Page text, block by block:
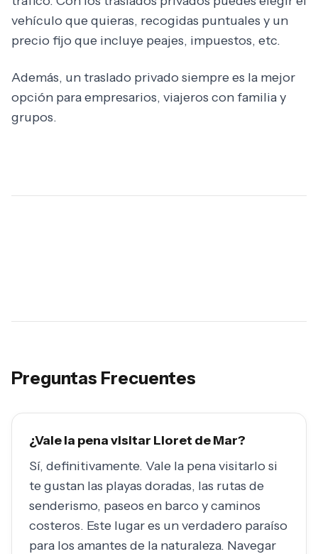
vehículo que quieras, recogidas puntuales y un
precio fijo que incluye peajes, impuestos, etc.
Además, un traslado privado siempre es la mejor
opción para empresarios, viajeros con familia y
grupos.
Preguntas Frecuentes
¿Vale la pena visitar Lloret de Mar?
Sí, definitivamente. Vale la pena visitarlo si
te gustan las playas doradas, las rutas de
senderismo, paseos en barco y caminos
costeros. Este lugar es un verdadero paraíso
para los amantes de la naturaleza. Navegar